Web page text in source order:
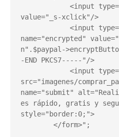
value="_s-xclick"/>
name="encrypted"
n".$paypal-
-END PKCS7-----"/>
src="imagenes/
name="submit"
es rápido, gratis y
style="border:0;">
        </form>";